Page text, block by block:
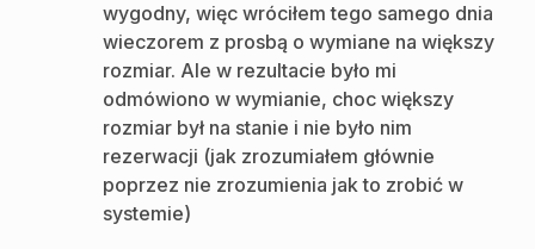
wygodny, więc wróciłem tego samego dnia
wieczorem z prosbą o wymiane na większy
rozmiar. Ale w rezultacie było mi
odmówiono w wymianie, choc większy
rozmiar był na stanie i nie było nim
rezerwacji (jak zrozumiałem głównie
poprzez nie zrozumienia jak to zrobić w
systemie)